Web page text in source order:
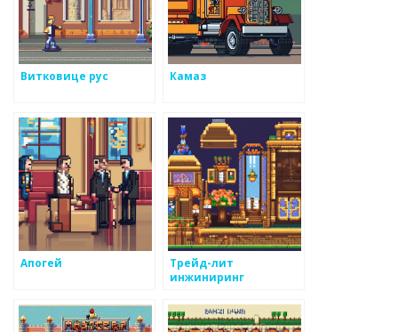
Витковице рус Камаз
Апогей
Трейд-лит
инжиниринг